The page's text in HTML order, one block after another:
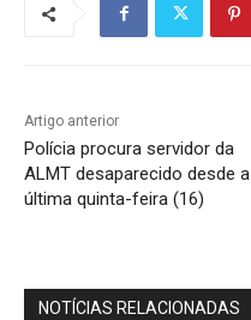
Artigo anterior
Polícia procura servidor da
ALMT desaparecido desde a
última quinta-feira (16)
NOTÍCIAS RELACIONADAS